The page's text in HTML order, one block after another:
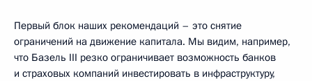
Первый блок наших рекомендаций – это снятие
ограничений на движение капитала. Мы видим, например,
что Базель III резко ограничивает возможность банков
и страховых компаний инвестировать в инфраструктуру,